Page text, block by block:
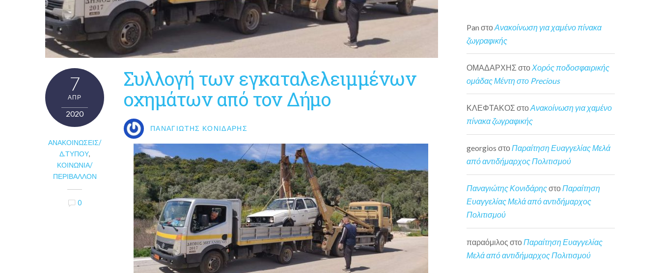
7
ΑΠΡ
2020
ΑΝΑΚΟΙΝΏΣΕΙΣ/
Δ.ΤΎΠΟΥ,
ΚΟΙΝΩΝΊΑ/
ΠΕΡΙΒΆΛΛΟΝ
0
Συλλογή των εγκαταλελειμμένων
οχημάτων από τον Δήμο
ΠΑΝΑΓΙΏΤΗΣ ΚΟΝΙΔΆΡΗΣ
Pan στοΑνακοίνωση για χαμένο πίνακα
ζωγραφικής
ΟΜΑΔΑΡΧΗΣ στο Χορός ποδοσφαιρικής
ομάδας Μέντη στο Precious
ΚΛΕΦΤΑΚΟΣ στοΑνακοίνωση για χαμένο
πίνακα ζωγραφικής
georgios στοΠαραίτηση Ευαγγελίας Μελά
από αντιδήμαρχος Πολιτισμού
Παναγιώτης ΚονιδάρηςστοΠαραίτηση
Ευαγγελίας Μελά από αντιδήμαρχος
Πολιτισμού
παραόμιλος στο Παραίτηση Ευαγγελίας
Μελά από αντιδήμαρχος Πολιτισμού